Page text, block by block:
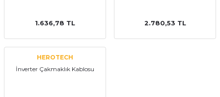
1.636,78 TL 2.780,53 TL
HEROTECH
İnverter Çakmaklık Kablosu